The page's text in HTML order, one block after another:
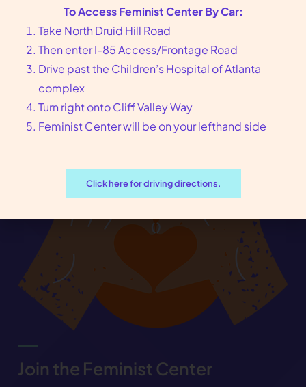
Call us at404-728-7900or toll-free1-800-877-
6013to make an appointment today.
Book an Appointment arrow_forward
Join the Feminist Center
To Access Feminist Center By Car:
Take North Druid Hill Road
Then enter I-85 Access/Frontage Road
Drive past the Children’s Hospital of Atlanta
complex
Turn right onto Cliff Valley Way
Feminist Center will be on your lefthand side
Click here for driving directions.